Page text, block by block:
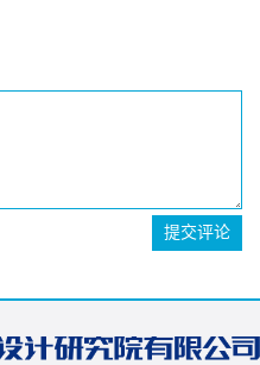
提交评论